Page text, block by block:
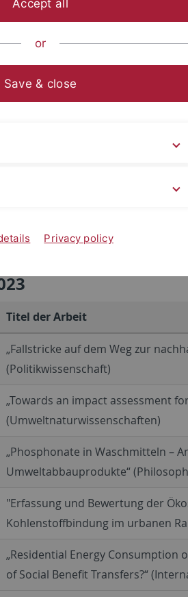
Entwicklung)
Jana
Titel der Arbeit
„Fallstricke auf dem Weg zur
(Politikwissenschaft)
„Towards an impact assessment
(Umweltnaturwissenschaften)
„Phosphonate in Waschmitteln –
Umweltabbauprodukte“
"Erfassung und Bewertung der
Kohlenstoffbindung im urbanen
„Residential Energy Consumption
of Social Benefit Transfers?“
Accept all
or
Save & close
Privacy policy